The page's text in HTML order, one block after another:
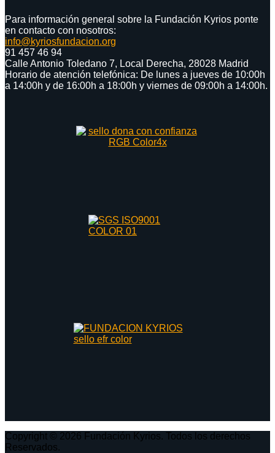
Para información general sobre la Fundación Kyrios ponte
en contacto con nosotros:
info@kyriosfundacion.org
91 457 46 94
Calle Antonio Toledano 7, Local Derecha, 28028 Madrid
Horario de atención telefónica: De lunes a jueves de 10:00h
a 14:00h y de 16:00h a 18:00h y viernes de 09:00h a 14:00h.
Copyright © 2026 Fundación Kyrios. Todos los derechos
Reservados.